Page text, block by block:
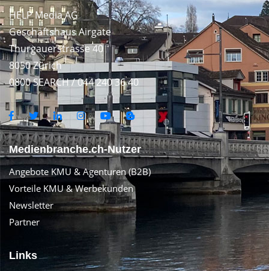
HELP Media AG
Geschäftshaus Airgate
Thurgauerstrasse 40
8050 Zürich
0800 SEARCH / 044 240 36 40
Medienbranche.ch-Nutzer
Angebote KMU & Agenturen (B2B)
Vorteile KMU & Werbekunden
Newsletter
Partner
Links